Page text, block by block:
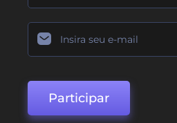
Participar